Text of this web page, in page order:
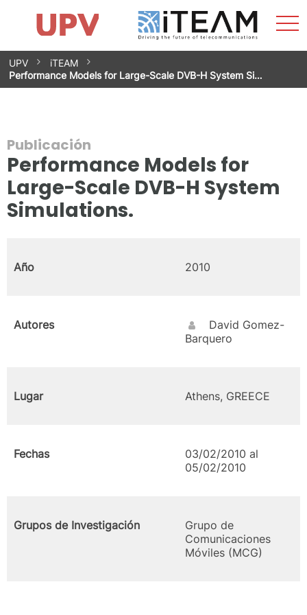
Saltar
contenido
Impacto
Grupos de investigación
Instalaciones
Spin-offs
Contacto
Prácticas
Noticias
Unidad de Igualdad
UPV
iTEAM
Performance Models for Large-Scale DVB-H System Si…
Publicación
Performance Models for
Large-Scale DVB-H System
Simulations.
Año 2010
Autores
David Gomez-
Barquero
Lugar Athens, GREECE
Fechas
03/02/2010 al
05/02/2010
Grupos de Investigación
Grupo de
Comunicaciones
Móviles (MCG)